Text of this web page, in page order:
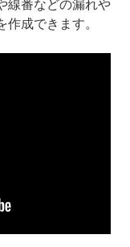
線番などの漏れや
成できます。